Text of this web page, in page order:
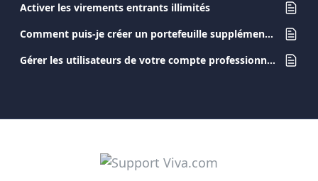
Activer les virements entrants illimités
Comment puis-je créer un portefeuille supplémentaire dans mon compte Viva.com ?
Gérer les utilisateurs de votre compte professionnel Viva.com